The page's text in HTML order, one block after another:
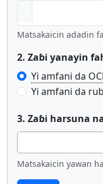
Matsakaicin adadin
2. Zaɓi yanayin
Yi amfani da
Yi amfani da
3. Zaɓi harsuna
Matsakaicin yawan